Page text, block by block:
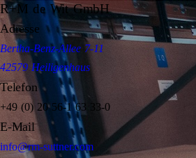
R+M de Wit GmbH
Adresse
Bertha-Benz-Allee 7-11
42579 Heiligenhaus
Telefon
+49 (0) 20 56-1 63 33-0
E-Mail
info@rm-suttner.com